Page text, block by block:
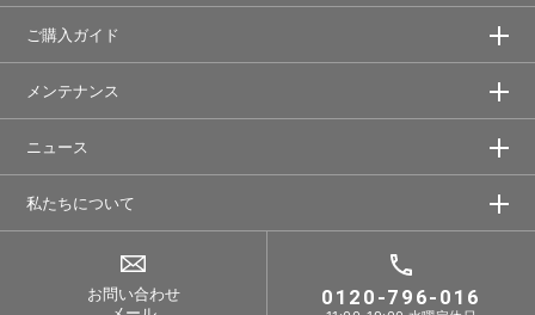
ご購入ガイド
メンテナンス
ニュース
私たちについて
お問い合わせ
0120-796-016